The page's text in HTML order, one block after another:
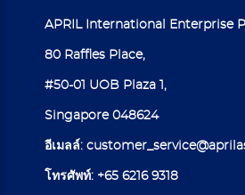
APRIL International Enterprise
80 Raffles Place,
#50-01 UOB Plaza 1,
Singapore 048624
อีเมลล์:
โทรศัพท์: +65 6216 9318